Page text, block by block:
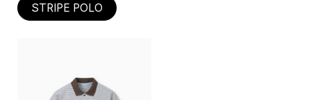
STRIPE POLO